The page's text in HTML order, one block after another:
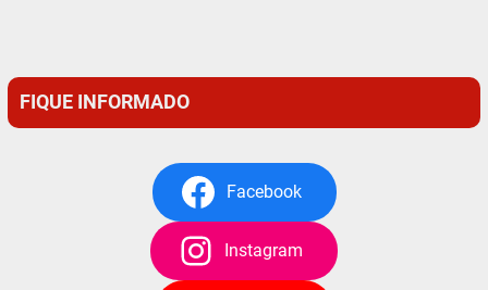
FIQUE INFORMADO
Facebook
Instagram